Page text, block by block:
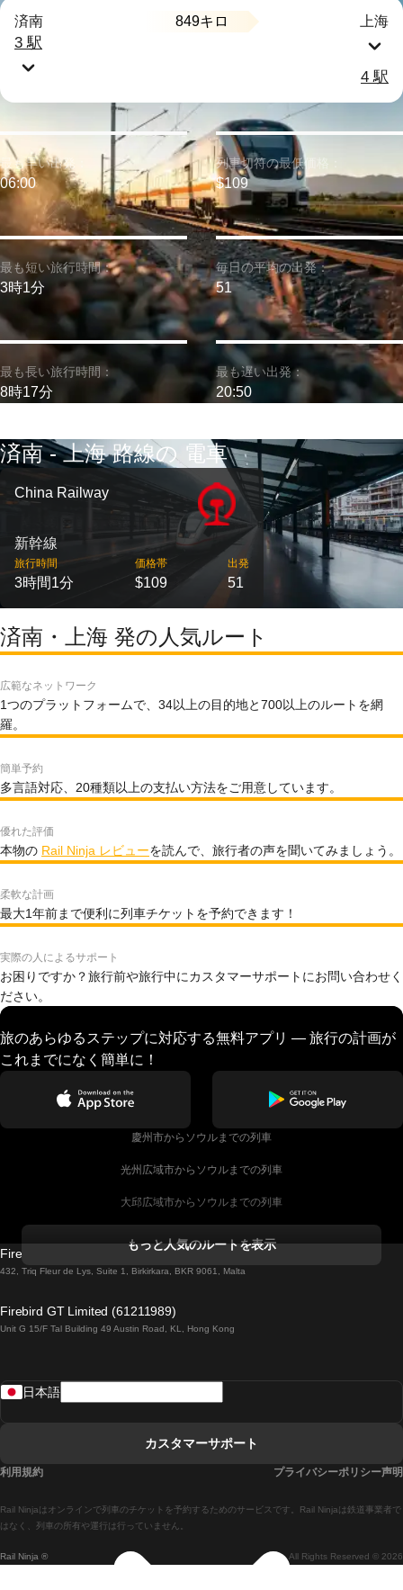
済南 849キロ 上海
3 駅
4 駅
最も短い旅行時間：
3時1分
最も早い出発：
06:00
最も長い旅行時間：
8時17分
列車切符の最低価格：
$109
毎日の平均の出発：
51
最も遅い出発：
20:50
済南 - 上海 路線の 電車
China Railway
新幹線
旅行時間
3時間1分
価格帯
$109
出発
51
済南・上海 発の人気ルート
広範なネットワーク
1つのプラットフォームで、34以上の目的地と700以上のルートを網
羅。
簡単予約
多言語対応、20種類以上の支払い方法をご用意しています。
優れた評価
本物の Rail Ninja レビューを読んで、旅行者の声を聞いてみましょう。
柔軟な計画
最大1年前まで便利に列車チケットを予約できます！
実際の人によるサポート
お困りですか？旅行前や旅行中にカスタマーサポートにお問い合わせく
ださい。
旅のあらゆるステップに対応する無料アプリ — 旅行の計画が
これまでになく簡単に！
慶州市からソウルまでの列車
光州広域市からソウルまでの列車
大邱広域市からソウルまでの列車
ダブリンからゴールウェイまでの列車
ローマからナポリまでの列車
マドリードからセビリアまでの列車
マドリードからアリカンテまでの列車
もっと人気のルートを表示
Firebird GT Limited (OC 1451)
432, Triq Fleur de Lys, Suite 1, Birkirkara, BKR 9061, Malta
Firebird GT Limited (61211989)
Unit G 15/F Tal Building 49 Austin Road, KL, Hong Kong
Rail Ninja ® All Rights Reserved © 2026
Rail Ninjaはオンラインで列車のチケットを予約するためのサービスです。Rail Ninjaは鉄道事業者で
はなく、列車の所有や運行は行っていません。
日本語
カスタマーサポート
利用規約 プライバシーポリシー声明